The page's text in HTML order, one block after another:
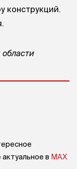
конструкций.
актуальное в MAX